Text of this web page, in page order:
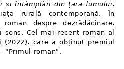
și întâmplări din țara fumului,
rurală contemporană. În
despre dezrădăcinare,
Cel mai recent roman al
(2022), care a obținut premiul
"Primul roman".